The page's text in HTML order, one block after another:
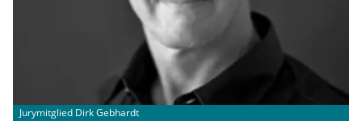
Jurymitglied Dirk Gebhardt